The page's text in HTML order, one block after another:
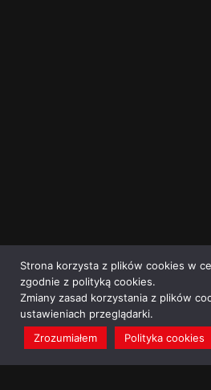
Strona korzysta z plików cookies w
zgodnie z polityką cookies.
Zmiany zasad korzystania z plików
ustawieniach przeglądarki.
Zrozumiałem
Polityka cookies